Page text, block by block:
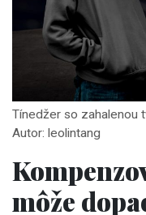
Tínedžer so zahalenou
Autor: leolintang
môže